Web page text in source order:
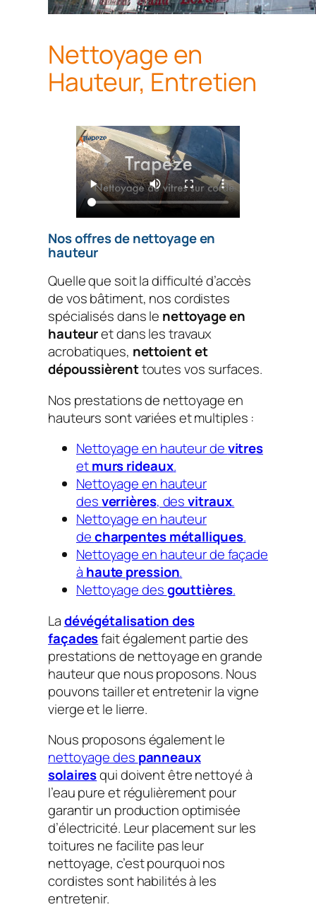
Nettoyage en
Hauteur, Entretien
Nos offres de nettoyage en
hauteur
Quelle que soit la difficulté d’accès
de vos bâtiment, nos cordistes
spécialisés dans le nettoyage en
hauteuret dans les travaux
acrobatiques, nettoient et
dépoussièrenttoutes vos surfaces.
Nos prestations de nettoyage en
hauteurs sont variées et multiples :
Nettoyage en hauteur devitres
etmurs rideaux.
Nettoyage en hauteur
desverrières, desvitraux.
Nettoyage en hauteur
decharpentes métalliques.
Nettoyage en hauteur de façade
à haute pression.
Nettoyage desgouttières.
Ladévégétalisation des
façadesfait également partie des
prestations de nettoyage en grande
hauteur que nous proposons. Nous
pouvons tailler et entretenir la vigne
vierge et le lierre.
Nous proposons également le
nettoyage des panneaux
solairesqui doivent être nettoyé à
l’eau pure et régulièrement pour
garantir un production optimisée
d’électricité. Leur placement sur les
toitures ne facilite pas leur
nettoyage, c’est pourquoi nos
cordistes sont habilités à les
entretenir.